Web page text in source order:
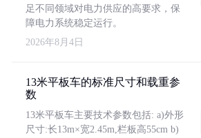
足不同领域对电力供应的高要求，保
障电力系统稳定运行。
2026年8月4日
13米平板车的标准尺寸和载重参
数
13米平板车主要技术参数包括: a)外形
尺寸:长13m×宽2.45m,栏板高55cm b)